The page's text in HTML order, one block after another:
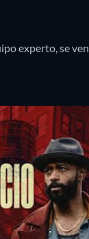
experto, se ven